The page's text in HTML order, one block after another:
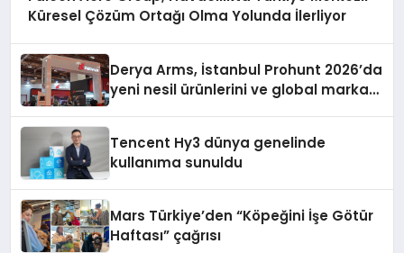
Küresel Çözüm Ortağı Olma Yolunda İlerliyor
Derya Arms, İstanbul Prohunt 2026’da
yeni nesil ürünlerini ve global marka
Tencent Hy3 dünya genelinde
kullanıma sunuldu
Mars Türkiye’den “Köpeğini İşe Götür
Haftası” çağrısı